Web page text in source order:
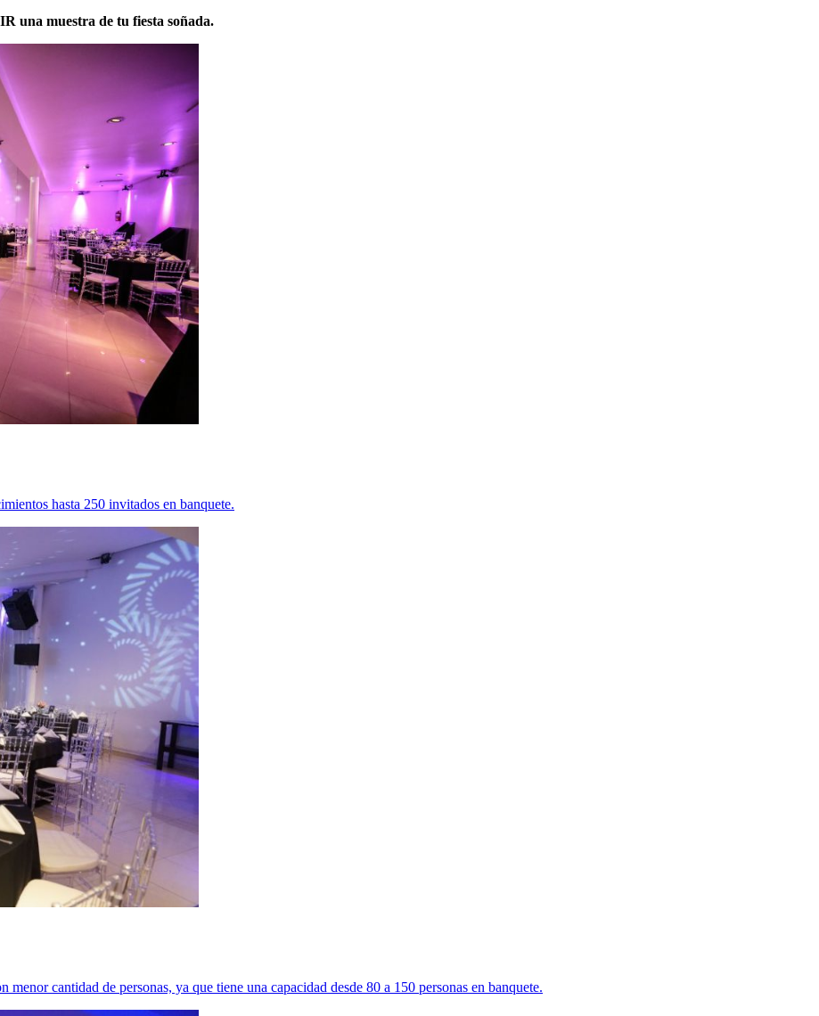
una muestra de tu fiesta soñada.
hasta 250 invitados en banquete.
cantidad de personas, ya que tiene una capacidad desde 80 a 150 personas en banquete.